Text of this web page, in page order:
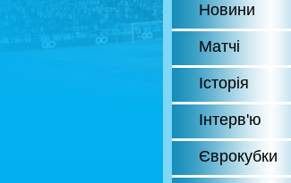
Новини
Матчі
Історія
Інтерв'ю
Єврокубки